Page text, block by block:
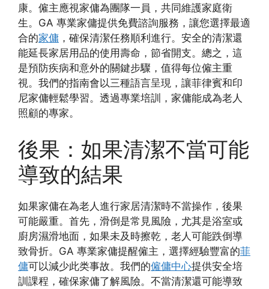
康。僱主應視家傭為團隊一員，共同維護家庭衛
生。GA 專業家傭提供免費諮詢服務，讓您選擇最適
合的家傭 ，確保清潔任務順利進行。安全的清潔還
能延長家居用品的使用壽命，節省開支。總之，這
是預防疾病和意外的關鍵步驟，值得每位僱主重
視。我們的指南會以三種語言呈現，讓菲律賓和印
尼家傭輕鬆學習。透過專業培訓，家傭能成為老人
照顧的專家。
後果：如果清潔不當可能
導致的結果
如果家傭在為老人進行家居清潔時不當操作，後果
可能嚴重。首先，滑倒是常見風險，尤其是浴室或
廚房濕滑地面，如果未及時擦乾，老人可能跌倒導
致骨折。GA 專業家傭提醒僱主，選擇經驗豐富的菲
傭可以減少此类事故。我們的僱傭中心提供安全培
訓課程，確保家傭了解風險。不當清潔還可能導致